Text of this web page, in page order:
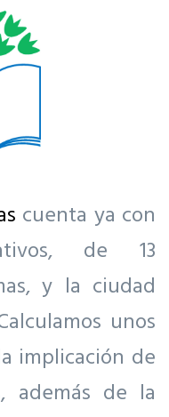
cuenta ya con
de 13
y la ciudad
unos
implicación de
además de la